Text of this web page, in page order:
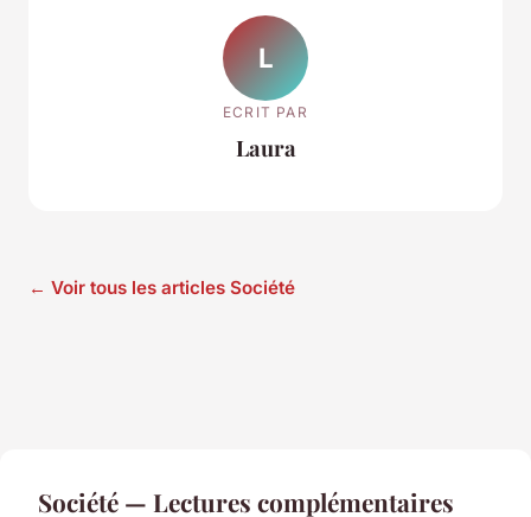
L
ECRIT PAR
Laura
← Voir tous les articles Société
Société — Lectures complémentaires